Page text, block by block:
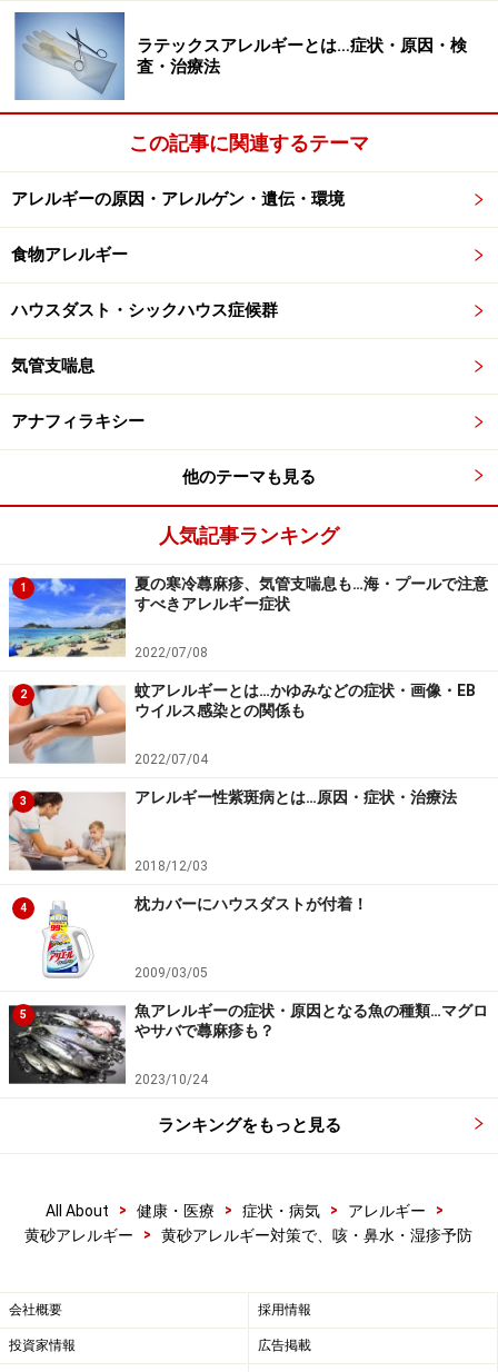
ラテックスアレルギーとは…症状・原因・検
査・治療法
この記事に関連するテーマ
アレルギーの原因・アレルゲン・遺伝・環境
食物アレルギー
ハウスダスト・シックハウス症候群
気管支喘息
アナフィラキシー
他のテーマも見る
人気記事ランキング
1
夏の寒冷蕁麻疹、気管支喘息も…海・プールで注意
すべきアレルギー症状
2022/07/08
2
蚊アレルギーとは…かゆみなどの症状・画像・EB
ウイルス感染との関係も
2022/07/04
3 アレルギー性紫斑病とは…原因・症状・治療法
2018/12/03
4 枕カバーにハウスダストが付着！
2009/03/05
5
魚アレルギーの症状・原因となる魚の種類…マグロ
やサバで蕁麻疹も？
2023/10/24
ランキングをもっと見る
All About > 健康・医療 > 症状・病気 > アレルギー
>
黄砂アレルギー
> 黄砂アレルギー対策で、咳・鼻水・湿疹予防
会社概要 採用情報
投資家情報 広告掲載